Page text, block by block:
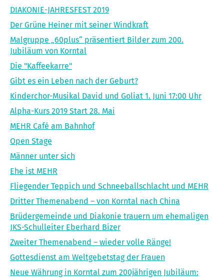
DIAKONIE-JAHRESFEST 2019
Der Grüne Heiner mit seiner Windkraft
Malgruppe „60plus“ präsentiert Bilder zum 200.
Jubiläum von Korntal
Die "Kaffeekarre"
Gibt es ein Leben nach der Geburt?
Kinderchor-Musikal David und Goliat 1. Juni 17:00 Uhr
Alpha-Kurs 2019 Start 28. Mai
MEHR Café am Bahnhof
Open Stage
Männer unter sich
Ehe ist MEHR
Fliegender Teppich und Schneeballschlacht und MEHR
Dritter Themenabend – von Korntal nach China
Brüdergemeinde und Diakonie trauern um ehemaligen
JKS-Schulleiter Eberhard Bizer
Zweiter Themenabend – wieder volle Ränge!
Gottesdienst am Weltgebetstag der Frauen
Neue Währung in Korntal zum 200jährigen Jubiläum: